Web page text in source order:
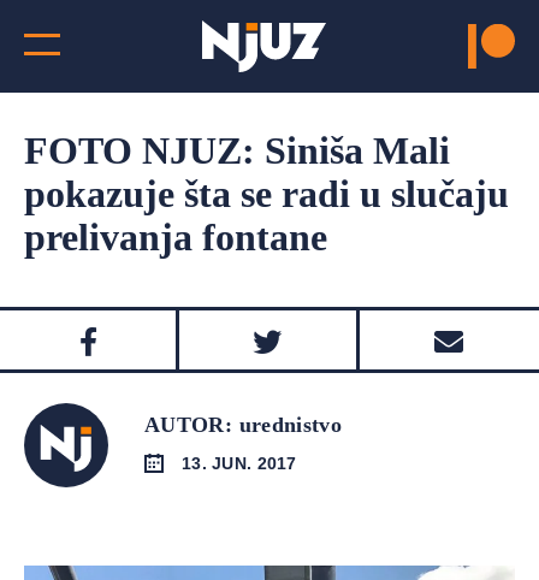
FOTO NJUZ: Siniša Mali
pokazuje šta se radi u slučaju
prelivanja fontane
AUTOR: urednistvo
13. JUN. 2017